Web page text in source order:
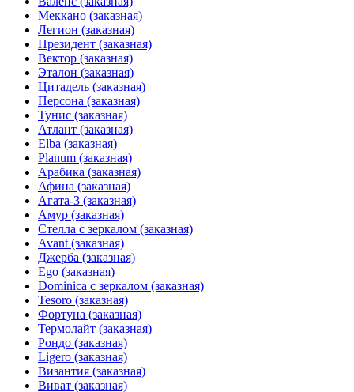
Меккано (заказная)
Легион (заказная)
Президент (заказная)
Вектор (заказная)
Эталон (заказная)
Цитадель (заказная)
Персона (заказная)
Тунис (заказная)
Атлант (заказная)
Elba (заказная)
Planum (заказная)
Арабика (заказная)
Афина (заказная)
Агата-3 (заказная)
Амур (заказная)
Стелла с зеркалом (заказная)
Avant (заказная)
Джерба (заказная)
Ego (заказная)
Dominica с зеркалом (заказная)
Tesoro (заказная)
Фортуна (заказная)
Термолайт (заказная)
Рондо (заказная)
Ligero (заказная)
Византия (заказная)
Виват (заказная)